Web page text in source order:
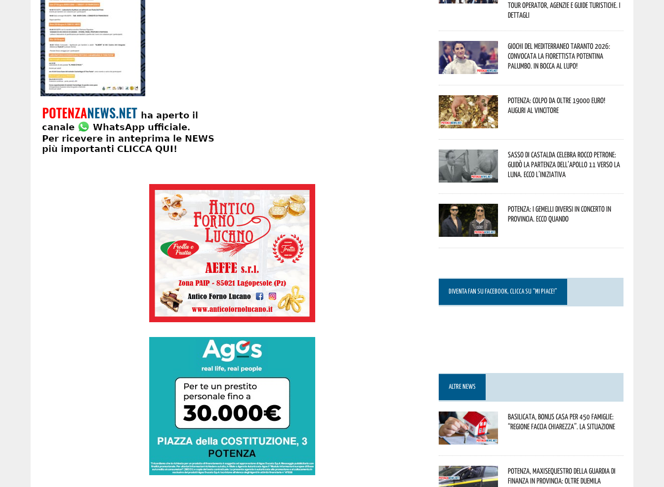
Tour Operator, Agenzie e Guide Turistiche. I
dettagli
Giochi del Mediterraneo Taranto 2026:
convocata la fiorettista potentina
Palumbo. In bocca al lupo!
Potenza: colpo da oltre 19000 Euro!
Auguri al vincitore
Sasso di Castalda celebra Rocco Petrone:
guidò la partenza dell’Apollo 11 verso la
Luna. Ecco l’iniziativa
Potenza: i Gemelli DiVersi in concerto in
provincia. Ecco quando
DIVENTA FAN SU FACEBOOK, CLICCA SU “MI PIACE!”
ALTRE NEWS
Basilicata, Bonus casa per 450 famiglie:
“Regione faccia chiarezza”. La situazione
Potenza, maxisequestro della Guardia di
Finanza in provincia: oltre duemila